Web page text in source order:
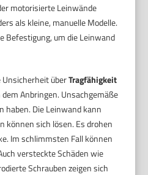
motorisierte Leinwände
als kleine, manuelle Modelle.
Befestigung, um die Leinwand
Unsicherheit überTragfähigkeit
dem Anbringen. Unsachgemäße
haben. Die Leinwand kann
können sich lösen. Es drohen
Im schlimmsten Fall können
versteckte Schäden wie
Schrauben zeigen sich